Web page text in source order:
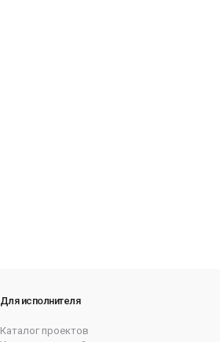
Для исполнителя
Каталог проектов